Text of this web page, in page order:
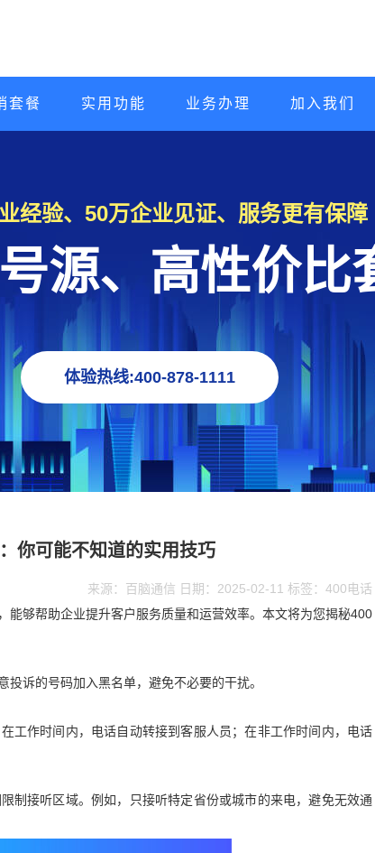
套餐 实用功能 业务办理 加入我们
经验、50万企业见证、服务更有保障
源、高性价比
体验热线:400-878-1111
你可能不知道的实用技巧
来源：百脑通信 日期：2025-02-11 标签：400电话
够帮助企业提升客户服务质量和运营效率。本文将为您揭秘400
诉的号码加入黑名单，避免不必要的干扰。
工作时间内，电话自动转接到客服人员；在非工作时间内，电话
制接听区域。例如，只接听特定省份或城市的来电，避免无效通